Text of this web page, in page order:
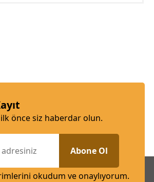
önce siz haberdar olun.
Abone Ol
okudum ve onaylıyorum.